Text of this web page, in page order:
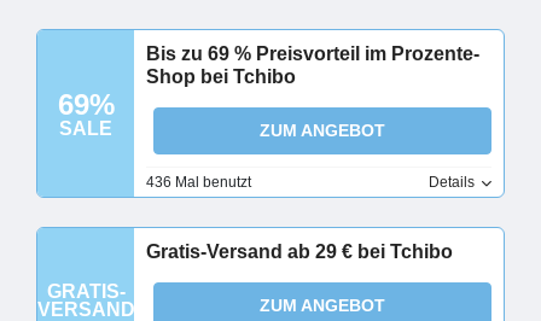
69%
SALE
Bis zu 69 % Preisvorteil im Prozente-
Shop bei Tchibo
ZUM ANGEBOT
436 Mal benutzt Details
GRATIS-
VERSAND
Gratis-Versand ab 29 € bei Tchibo
ZUM ANGEBOT